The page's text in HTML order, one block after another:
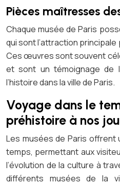
Pièces maîtresses
Chaque musée de Paris
qui sont l’attraction
Ces œuvres sont souvent
et sont un témoignage de
l’histoire dans la ville de Paris.
Voyage dans le
préhistoire à nos
Les musées de Paris offrent
temps, permettant aux
l’évolution de la culture à
différents musées de la